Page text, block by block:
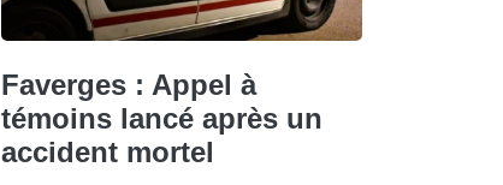
Faverges : Appel à
témoins lancé après un
accident mortel